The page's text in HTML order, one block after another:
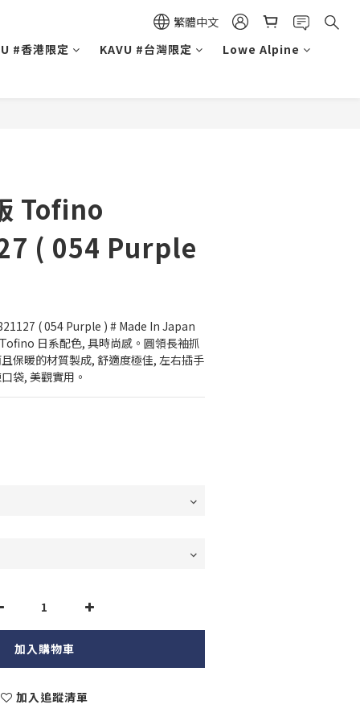
繁體中文
#香港限定
KAVU #台灣限定 Lowe Alpine
Tofino
( 054 Purple
( 054 Purple ) # Made In Japan
日系配色, 具時尚感。圓領長袖抓
保暖的材質製成, 舒適度極佳, 左右插手
袋, 美觀實用。
加入購物車
加入追蹤清單